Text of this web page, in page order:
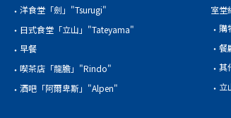
洋食堂「劍」"Tsurugi"
日式食堂「立山」"Tateyama"
早餐
喫茶店「龍膽」"Rindo"
酒吧「阿爾卑斯」"Alpen"
室堂
購
餐
其
立